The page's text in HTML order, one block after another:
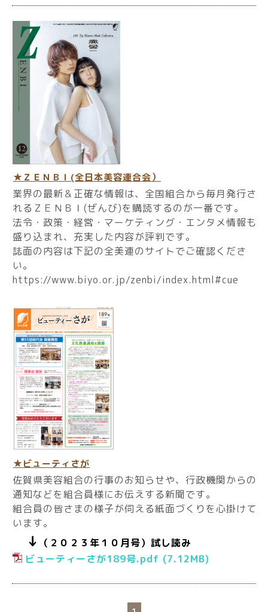
★ＺＥＮＢＩ(全日本美容連合会）
業界の最新＆正確な情報は、全国組合から毎月発行さ
れるＺＥＮＢＩ(ぜんび)を購読するのが一番です。
法令・政策・経営・マーケティング・エンタメ情報も
盛り込まれ、充実した内容が評判です。
誌面の内容は下記の全美連のサイトでご確認くださ
い。
https://www.biyo.or.jp/zenbi/index.html#cue
★ビューティさが
佐賀県美容組合の行事のお知らせや、行政機関からの
通知などを組合員様にお伝えする新聞です。
組合員の皆さまの様子が伺える紙面づくりを心掛けて
います。
↓ （２０２３年１０月号）試し読み
ビューティーさが189号.pdf (7.12MB)